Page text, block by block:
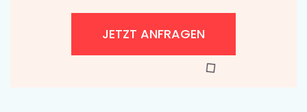
JETZT ANFRAGEN